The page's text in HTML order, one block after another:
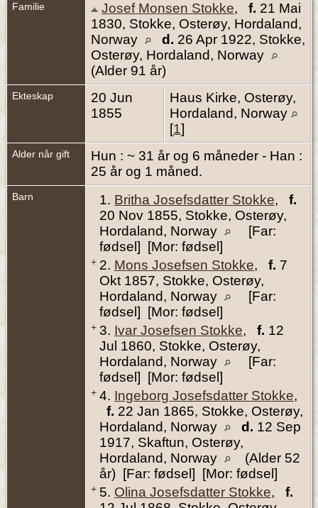
Familie Josef Monsen Stokke, f. 21 Mai
1830, Stokke, Osterøy, Hordaland,
Norway
d. 26 Apr 1922, Stokke,
Osterøy, Hordaland, Norway
(Alder 91 år)
Ekteskap
20 Jun
1855
Haus Kirke, Osterøy,
Hordaland, Norway
[1]
Alder når gift
Hun : ~ 31 år og 6 måneder - Han :
25 år og 1 måned.
Barn 1. Britha Josefsdatter Stokke, f.
20 Nov 1855, Stokke, Osterøy,
Hordaland, Norway
[Far:
fødsel] [Mor: fødsel]
+ 2. Mons Josefsen Stokke, f. 7
Okt 1857, Stokke, Osterøy,
Hordaland, Norway
[Far:
fødsel] [Mor: fødsel]
+ 3. Ivar Josefsen Stokke, f. 12
Jul 1860, Stokke, Osterøy,
Hordaland, Norway
[Far:
fødsel] [Mor: fødsel]
+ 4. Ingeborg Josefsdatter Stokke,
f. 22 Jan 1865, Stokke, Osterøy,
Hordaland, Norway
d. 12 Sep
1917, Skaftun, Osterøy,
Hordaland, Norway
(Alder 52
år) [Far: fødsel] [Mor: fødsel]
+ 5. Olina Josefsdatter Stokke, f.